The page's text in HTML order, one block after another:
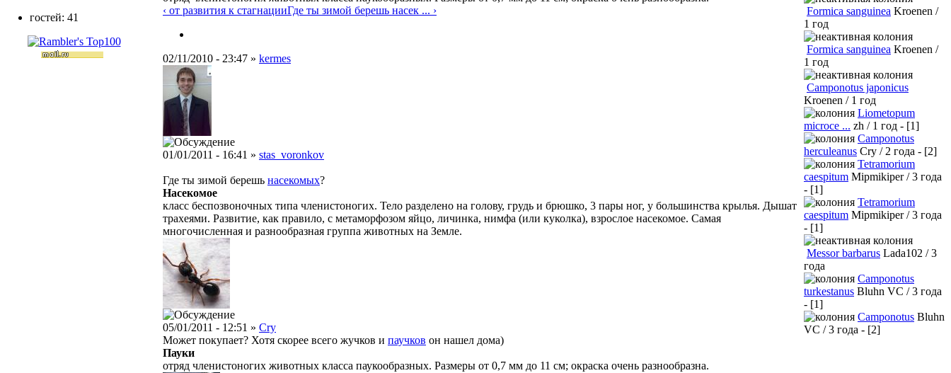
‹ от развития к стагнацииГде ты зимой берешь насек ... ›
02/11/2010 - 23:47 » kermes
01/01/2011 - 16:41 » stas_voronkov
Где ты зимой берешь насекомых?
Насекомое
класс беспозвоночных типа членистоногих. Тело разделено на голову, грудь и брюшко, 3 пары ног, у большинства крылья. Дышат
трахеями. Развитие, как правило, с метаморфозом яйцо, личинка, нимфа (или куколка), взрослое насекомое. Самая
многочисленная и разнообразная группа животных на Земле.
05/01/2011 - 12:51 » Cry
Может покупает? Хотя скорее всего жучков и паучков он нашел дома)
Пауки
отряд членистоногих животных класса паукообразных. Размеры от 0,7 мм до 11 см; окраска очень разнообразна.
гостей: 41
Formica sanguinea Kroenen /
1 год
Formica sanguinea Kroenen /
1 год
Camponotus japonicus
Kroenen / 1 год
Liometopum
microce ... zh / 1 год - [1]
Camponotus
herculeanus Cry / 2 года - [2]
Tetramorium
caespitum Mipmikiper / 3 года
- [1]
Tetramorium
caespitum Mipmikiper / 3 года
- [1]
Messor barbarus Lada102 / 3
года
Camponotus
turkestanus Bluhn VC / 3 года
- [1]
Camponotus Bluhn
VC / 3 года - [2]